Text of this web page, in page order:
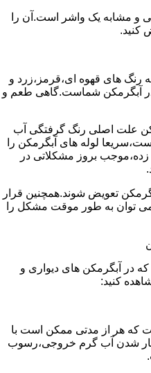
و مشابه یک واشر است.آن را
کنید.
رنگ های قهوه ای،قرمز،زرد و
آبگرمکن شماست.گاهی طعم و
علت اصلی رنگ گرفتگی آب
لوله های آبگرمکن را
زده،موجب بروز مشکلاتی در
تعویض شوند.همچنین قرار
توان به طور موقت مشکل را
که در آبگرمکن های دیواری و
کنید:
که هر از مدتی ممکن است با
شدن آب گرم خروجی،رسوب